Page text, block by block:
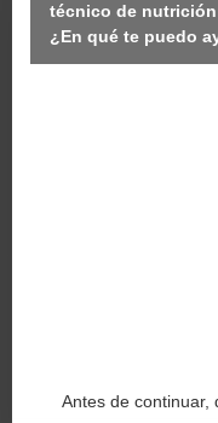
Productos
técnico de
¿En qué te puedo
Antes de continuar,